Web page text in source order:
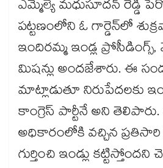
ఎమ్మెల్యే మధుసూదన్​ రెడ్డి
పట్టణంలోని ఓ గార్డెన్​లో
ఇందిరమ్మ ఇండ్ల ప్రోసీడింగ్స్​,
మిషన్లు అందజేశారు. ఈ
మాట్లాడుతూ నిరుపేదలకు
కాంగ్రెస్​ పార్టీనే అని తెలిపారు.
అధికారంలోకి వచ్చిన ప్రతిసారి
గుర్తించి ఇండ్లు కట్టిస్తోందని